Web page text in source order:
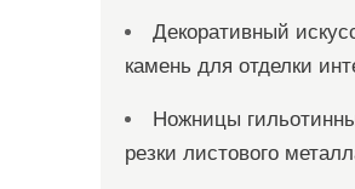
Декоративный
камень для отделки
Ножницы
резки листового